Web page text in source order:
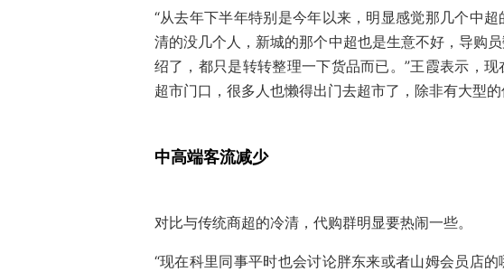
“从去年下半年特别是今年以来，明显感觉那几个中
清的没几个人，新城的那个中超也是生意不好，导购
绍了，都只是转转整理一下货品而已。”王霞表示，
超市门口，很多人也懒得出门去超市了，除非有大型的
中高端客流减少
对比与传统商超的冷清，代购群明显要热闹一些。
“现在科里同事平时也会讨论胖东来或者山姆会员店